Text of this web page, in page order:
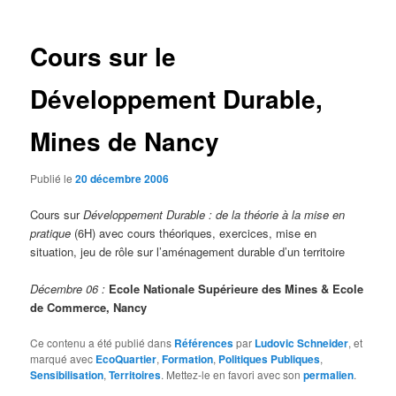
Cours sur le
Développement Durable,
Mines de Nancy
Publié le20 décembre 2006
Cours surDéveloppement Durable : de la théorie à la mise en
pratique (6H) avec cours théoriques, exercices, mise en
situation, jeu de rôle sur l’aménagement durable d’un territoire
Décembre 06 : Ecole Nationale Supérieure des Mines & Ecole
de Commerce, Nancy
Ce contenu a été publié dans Référencespar Ludovic Schneider, et
marqué avec EcoQuartier,Formation, Politiques Publiques,
Sensibilisation,Territoires. Mettez-le en favori avec sonpermalien.